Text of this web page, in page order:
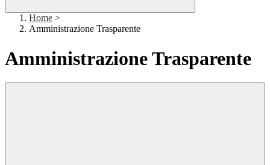
Home >
Amministrazione Trasparente
Amministrazione Trasparente